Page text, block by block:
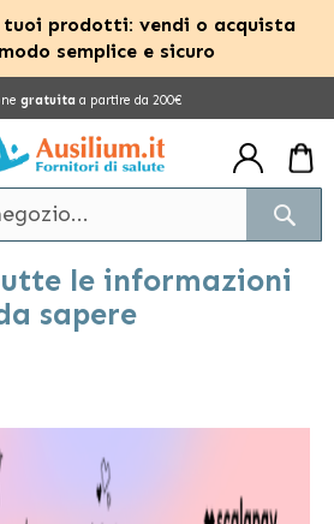
prodotti: vendi o acquista
semplice e sicuro
gratuita a partire da 200€
le informazioni
sapere